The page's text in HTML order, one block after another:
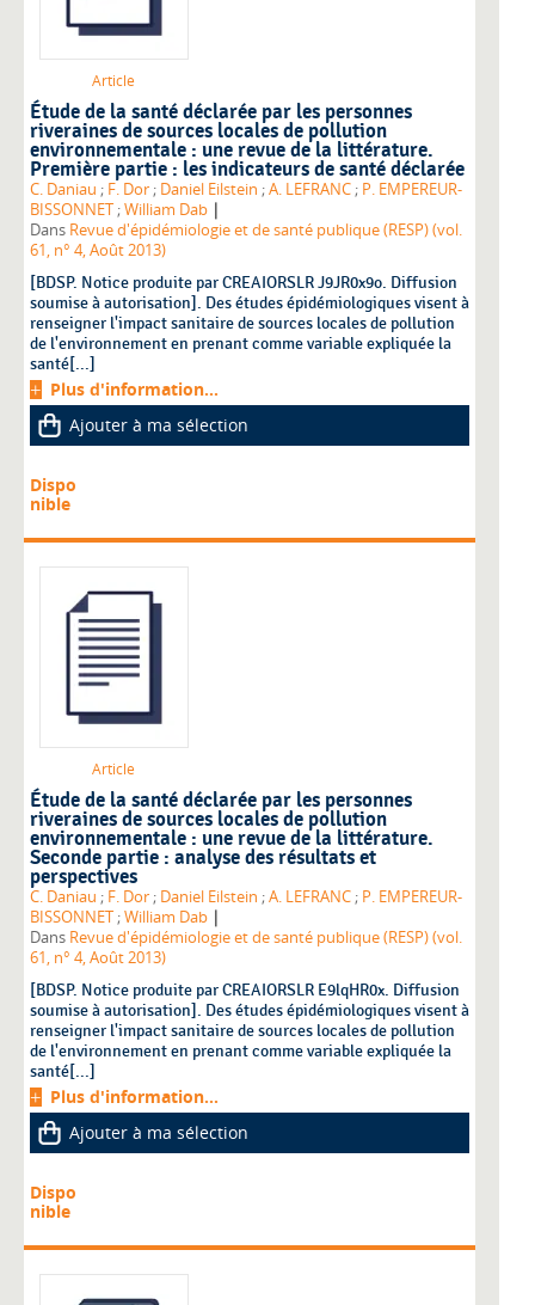
Article
Étude de la santé déclarée par les personnes
riveraines de sources locales de pollution
environnementale : une revue de la littérature.
Première partie : les indicateurs de santé déclarée
C. Daniau ; F. Dor; Daniel Eilstein ;A. LEFRANC; P. EMPEREUR-
BISSONNET;William Dab |
Dans Revue d'épidémiologie et de santé publique (RESP) (vol.
61, n° 4, Août 2013)
[BDSP. Notice produite par CREAIORSLR J9JR0x9o. Diffusion
soumise à autorisation]. Des études épidémiologiques visent à
renseigner l'impact sanitaire de sources locales de pollution
de l'environnement en prenant comme variable expliquée la
santé[...]
Plus d'information...
Ajouter à ma sélection
Dispo
nible
Article
Étude de la santé déclarée par les personnes
riveraines de sources locales de pollution
environnementale : une revue de la littérature.
Seconde partie : analyse des résultats et
perspectives
C. Daniau ; F. Dor; Daniel Eilstein ;A. LEFRANC; P. EMPEREUR-
BISSONNET;William Dab |
Dans Revue d'épidémiologie et de santé publique (RESP) (vol.
61, n° 4, Août 2013)
[BDSP. Notice produite par CREAIORSLR E9lqHR0x. Diffusion
soumise à autorisation]. Des études épidémiologiques visent à
renseigner l'impact sanitaire de sources locales de pollution
de l'environnement en prenant comme variable expliquée la
santé[...]
Plus d'information...
Ajouter à ma sélection
Dispo
nible